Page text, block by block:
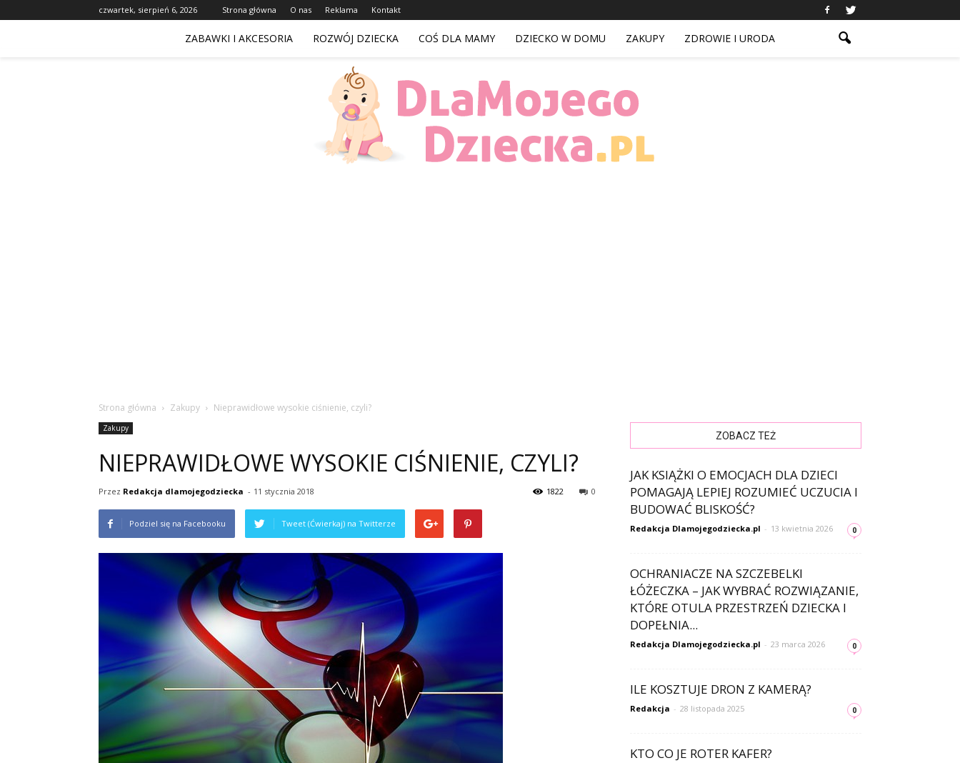
czwartek, sierpień 6, 2026 Strona główna O nas Reklama Kontakt
ZABAWKI I AKCESORIA ROZWÓJ DZIECKA COŚ DLA MAMY DZIECKO W DOMU ZAKUPY ZDROWIE I URODA
Strona główna Zakupy Nieprawidłowe wysokie ciśnienie, czyli?
Zakupy
NIEPRAWIDŁOWE WYSOKIE CIŚNIENIE, CZYLI?
Przez Redakcja dlamojegodziecka - 11 stycznia 2018 0
1822
Podziel się na Facebooku Tweet (Ćwierkaj) na Twitterze
ZOBACZ TEŻ
JAK KSIĄŻKI O EMOCJACH DLA DZIECI
POMAGAJĄ LEPIEJ ROZUMIEĆ UCZUCIA I
BUDOWAĆ BLISKOŚĆ?
Redakcja Dlamojegodziecka.pl - 13 kwietnia 2026 0
OCHRANIACZE NA SZCZEBELKI
ŁÓŻECZKA – JAK WYBRAĆ ROZWIĄZANIE,
KTÓRE OTULA PRZESTRZEŃ DZIECKA I
DOPEŁNIA...
Redakcja Dlamojegodziecka.pl - 23 marca 2026 0
ILE KOSZTUJE DRON Z KAMERĄ?
Redakcja - 28 listopada 2025 0
KTO CO JE ROTER KAFER?